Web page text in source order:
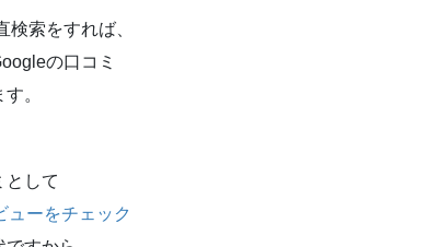
検索をすれば、
の口コミ
。
として
ューをチェック